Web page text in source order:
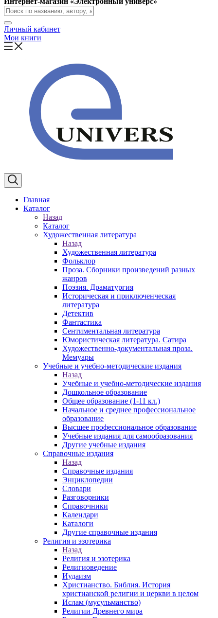
Личный кабинет
Мои книги
Главная
Каталог
Назад
Каталог
Художественная литература
Назад
Художественная литература
Фольклор
Проза. Сборники произведений разных
жанров
Поэзия. Драматургия
Историческая и приключенческая
литература
Детектив
Фантастика
Сентиментальная литература
Юмористическая литература. Сатира
Художественно-документальная проза.
Мемуары
Учебные и учебно-методические издания
Назад
Учебные и учебно-методические издания
Дошкольное образование
Общее образование (1-11 кл.)
Начальное и среднее профессиональное
образование
Высшее профессиональное образование
Учебные издания для самообразования
Другие учебные издания
Справочные издания
Назад
Справочные издания
Энциклопедии
Словари
Разговорники
Справочники
Календари
Каталоги
Другие справочные издания
Религия и эзотерика
Назад
Религия и эзотерика
Религиоведение
Иудаизм
Христианство. Библия. История
христианской религии и церкви в целом
Ислам (мусульманство)
Религии Древнего мира